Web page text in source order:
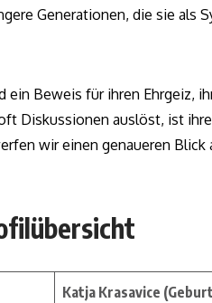
Generationen, die sie als
ein Beweis für ihren Ehrgeiz,
Diskussionen auslöst, ist
wir einen genaueren Blick
Katja Krasavice